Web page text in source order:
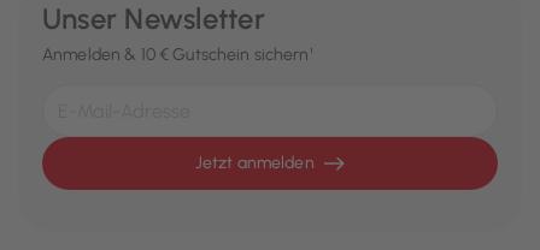
Unser Newsletter
Anmelden & 10 € Gutschein sichern¹
Jetzt anmelden